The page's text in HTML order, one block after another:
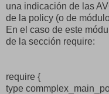
una indicación de las
de la policy (o de
En el caso de este
de la sección require:
require {
type